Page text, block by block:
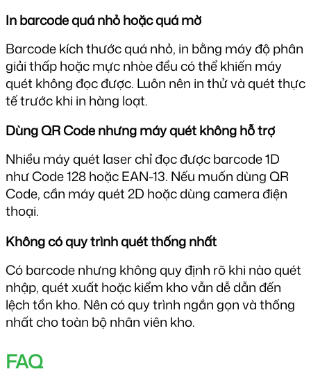
In barcode quá nhỏ hoặc quá mờ
Barcode kích thước quá nhỏ, in bằng máy độ phân
giải thấp hoặc mực nhòe đều có thể khiến máy
quét không đọc được. Luôn nên in thử và quét thực
tế trước khi in hàng loạt.
Dùng QR Code nhưng máy quét không hỗ trợ
Nhiều máy quét laser chỉ đọc được barcode 1D
như Code 128 hoặc EAN-13. Nếu muốn dùng QR
Code, cần máy quét 2D hoặc dùng camera điện
thoại.
Không có quy trình quét thống nhất
Có barcode nhưng không quy định rõ khi nào quét
nhập, quét xuất hoặc kiểm kho vẫn dễ dẫn đến
lệch tồn kho. Nên có quy trình ngắn gọn và thống
nhất cho toàn bộ nhân viên kho.
FAQ